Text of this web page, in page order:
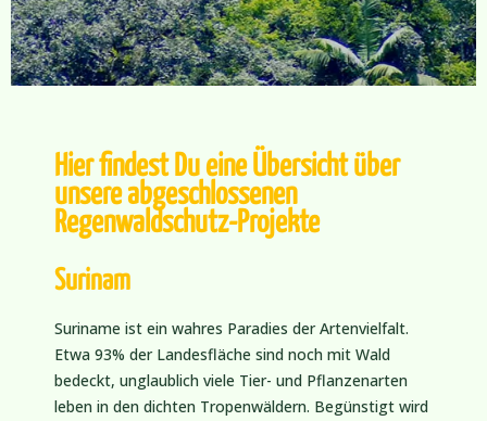
Hier findest Du eine Übersicht über
unsere abgeschlossenen
Regenwaldschutz-Projekte
Surinam
Suriname ist ein wahres Paradies der Artenvielfalt.
Etwa 93% der Landesfläche sind noch mit Wald
bedeckt, unglaublich viele Tier- und Pflanzenarten
leben in den dichten Tropenwäldern. Begünstigt wird